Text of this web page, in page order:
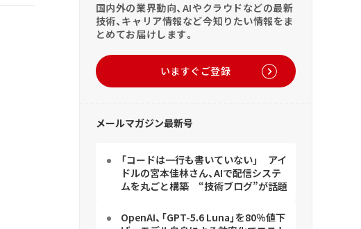
国内外の業界動向、AIやクラウドなどの最新
技術、キャリア情報など今知りたい情報をま
とめてお届けします。
いますぐご登録
メールマガジン最新号
「コードは一行も書いていない」 アイ
ドルの宮本佳林さん、AIで配信システ
ムを丸ごと構築 “技術ブログ”が話題
OpenAI、「GPT-5.6 Luna」を80％値下